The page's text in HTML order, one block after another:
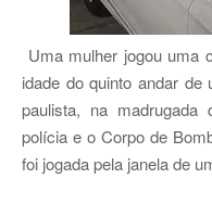
Uma mulher jogou uma
idade do quinto andar
paulista, na madrugada
polícia e o Corpo de
foi jogada pela janela de